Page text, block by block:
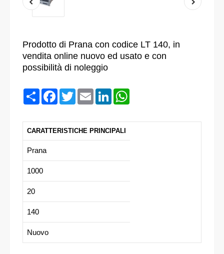
Prodotto di Prana con codice LT 140, in
vendita online nuovo ed usato e con
possibilità di noleggio
CondividiFacebook
TwitterEmail LinkedIn
CARATTERISTICHE PRINCIPALI
Prana
1000
20
140
Nuovo